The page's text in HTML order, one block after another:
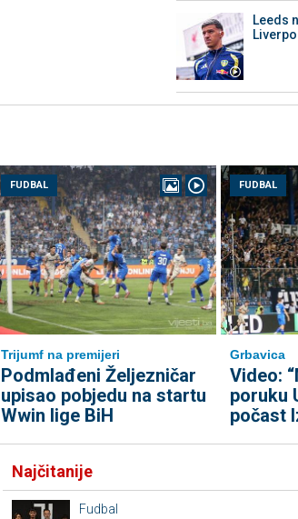
Leeds
FUDBAL
Trijumf na premijeri
Podmlađeni Željezničar
upisao pobjedu na startu
Wwin lige BiH
FUDBAL
Grbavica
Video:
poruku
počast
Najčitanije
Fudbal